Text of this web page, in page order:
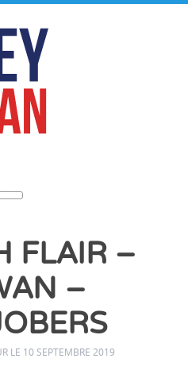
FLAIR –
–
LE 10 SEPTEMBRE 2019